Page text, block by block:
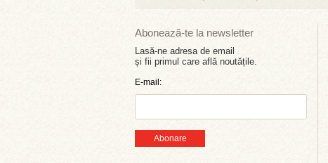
Abonează-te la newsletter
Lasă-ne adresa de email
și fii primul care află noutățile.
E-mail:
Abonare